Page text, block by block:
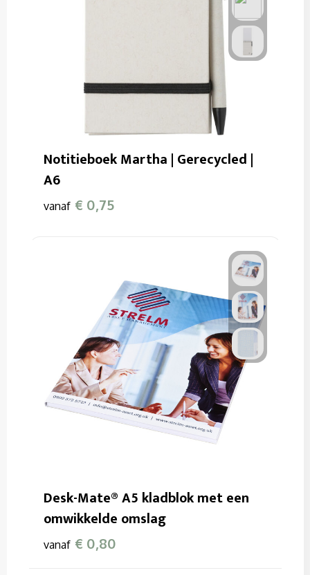
Notitieboek Martha | Gerecycled |
A6
vanaf € 0,75
Desk-Mate® A5 kladblok met een
omwikkelde omslag
vanaf € 0,80